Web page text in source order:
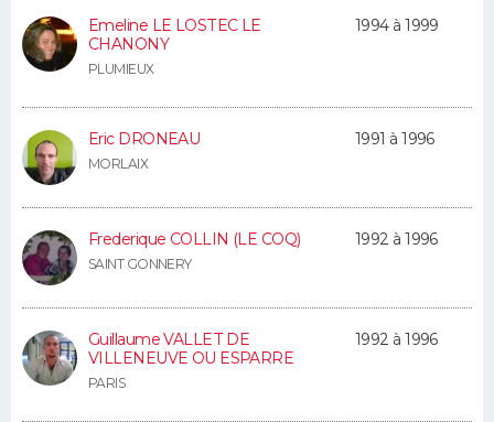
Emeline LE LOSTEC LE
CHANONY
PLUMIEUX
1994 à 1999
Eric DRONEAU
MORLAIX
1991 à 1996
Frederique COLLIN (LE COQ)
SAINT GONNERY
1992 à 1996
Guillaume VALLET DE
VILLENEUVE OU ESPARRE
PARIS
1992 à 1996